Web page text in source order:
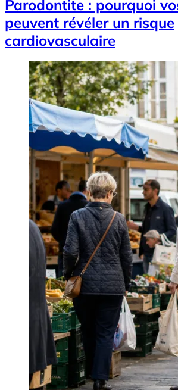
Parodontite : pourquoi
peuvent révéler un risque
cardiovasculaire
Image